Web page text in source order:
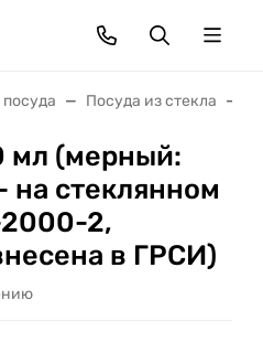
Посуда из стекла
мл (мерный:
на стеклянном
2,
в ГРСИ)